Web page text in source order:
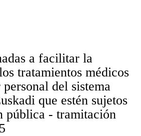
a facilitar la
tratamientos médicos
del sistema
que estén sujetos
pública - tramitación